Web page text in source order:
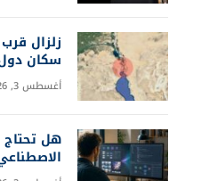
زلزال
سكان
أغسطس 3, 2026
هل تحتاج